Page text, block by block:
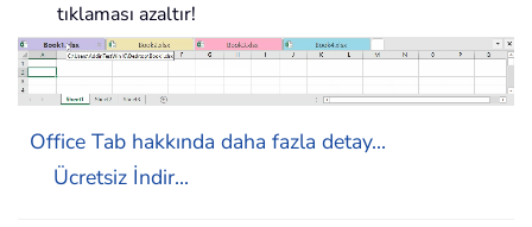
tıklaması azaltır!
Office Tab hakkında daha fazla detay...
Ücretsiz İndir...